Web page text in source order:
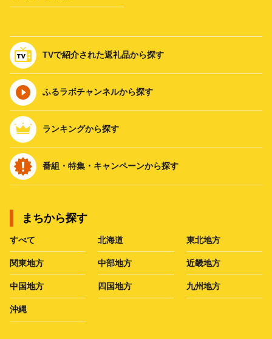
TVで紹介された返礼品から探す
ふるラボチャンネルから探す
ランキングから探す
番組・特集・キャンペーンから探す
まちから探す
すべて 北海道 東北地方
関東地方 中部地方 近畿地方
中国地方 四国地方 九州地方
沖縄